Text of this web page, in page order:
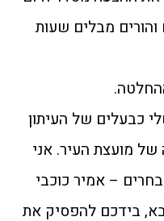
והורים מבלים שעות
כבעלים של העיתון
מועצת העיר. אני
– אמיר כוכבי
בידכם להפסיק את